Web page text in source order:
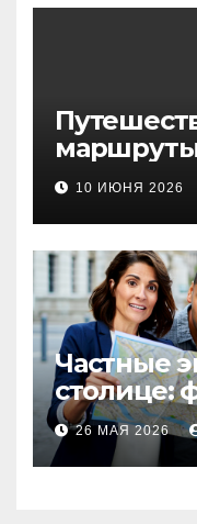
волокна
10 ИЮНЯ 2026
Частные
столице:
26 МАЯ 2026